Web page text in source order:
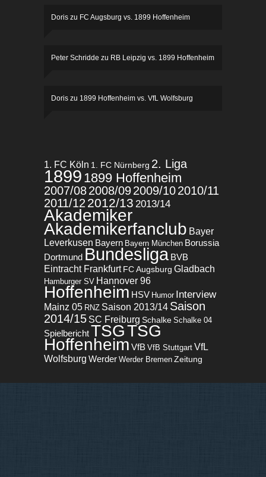
Doris zu FC Augsburg vs. 1899 Hoffenheim
Peter Schridde zu RB Leipzig vs. 1899 Hoffenheim
Doris zu 1899 Hoffenheim vs. VfL Wolfsburg
1. FC Köln 1. FC Nürnberg 2. Liga
1899 1899 Hoffenheim
2007/082008/092009/102010/11
2011/12 2012/13 2013/14
Akademiker
Akademikerfanclub Bayer
Leverkusen Bayern Bayern München Borussia
Dortmund Bundesliga BVB
Eintracht Frankfurt FC Augsburg Gladbach
Hamburger SV Hannover 96
Hoffenheim HSV Humor Interview
Mainz 05 RNZ Saison 2013/14 Saison
2014/15 SC Freiburg Schalke Schalke 04
SpielberichtTSGTSG
Hoffenheim VfB VfB Stuttgart VfL
Wolfsburg Werder Werder Bremen Zeitung